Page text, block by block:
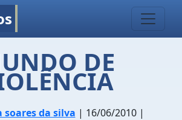
DE
soares da silva | 16/06/2010 |